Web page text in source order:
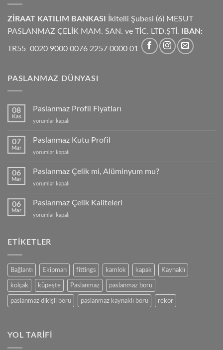
ZİRAAT KATILIM BANKASI
İkitelli Şubesi (6) MESUT
PASLANMAZ ÇELİK MAM. SAN. ve TİC. LTD.ŞTİ.
IBAN:
TR55 0020 9000 0076 2257 0000 01
PASLANMAZ DÜNYASI
08
Kas
Paslanmaz Profil Fiyatları
Paslanmaz
Fiyatları
yorumlar kapalı
07
Mar
Paslanmaz Kutu Profil
Paslanmaz
Profil
yorumlar kapalı
06
Mar
Paslanmaz Çelik mi, Alüminyum mu?
Paslanmaz
mi,
mu?
yorumlar kapalı
06
Mar
Paslanmaz Çelik Kaliteleri
Paslanmaz
için
yorumlar kapalı
ETIKETLER
Bağlantı Ekipman fittings kamlok kapak Kaynaklı
kolçak küpeşte Paslanmaz paslanmaz boru
paslanmaz dikişli boru paslanmaz kaynaklı boru rekor
YOL TARIFI